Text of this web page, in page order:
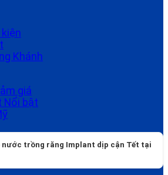
Khánh
nước trồng răng Implant dịp cận Tết tại